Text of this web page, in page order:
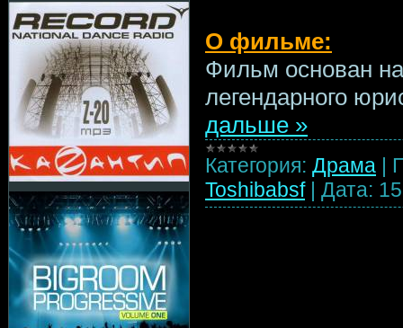
О фильме:
Фильм основан
легендарного
дальше »
Категория: Драма |
Toshibabsf | Дата: